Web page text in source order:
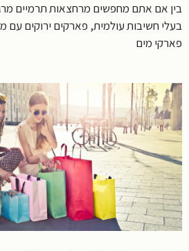
בין אם אתם מחפשים מרחצאות תרמיים
בעלי חשיבות עולמית, פארקים ירוקים עם
פארקי מים